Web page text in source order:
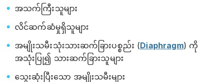
အသက်ကြီးသူများ
လိင်ဆက်ဆံမှုရှိသူများ
အမျိုးသမီးသုံးသားဆက်ခြားပစ္စည်း (Diaphragm) ကို
အသုံးပြု၍ သားဆက်ခြားသူများ
သွေးဆုံးပြီးသော အမျိုးသမီးများ